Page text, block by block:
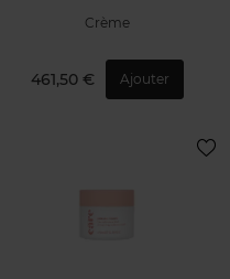
Crème
461,50 € Ajouter